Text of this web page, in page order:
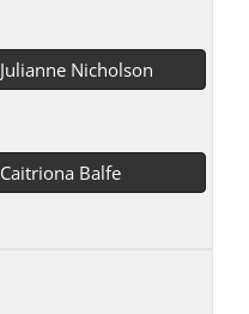
Julianne Nicholson
Caitriona Balfe